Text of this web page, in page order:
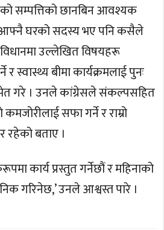
सम्पत्तिको छानबिन आवश्यक
घरको सदस्य भए पनि कसैले
उल्लेखित विषयहरू
र स्वास्थ्य बीमा कार्यक्रमलाई पुनः
गरे । उनले कांग्रेसले संकल्पसहित
सफा गर्ने र राम्रो
रहेको बताए ।
कार्य प्रस्तुत गर्नेछौं र महिनाको
गरिनेछ,’ उनले आश्वस्त पारे ।